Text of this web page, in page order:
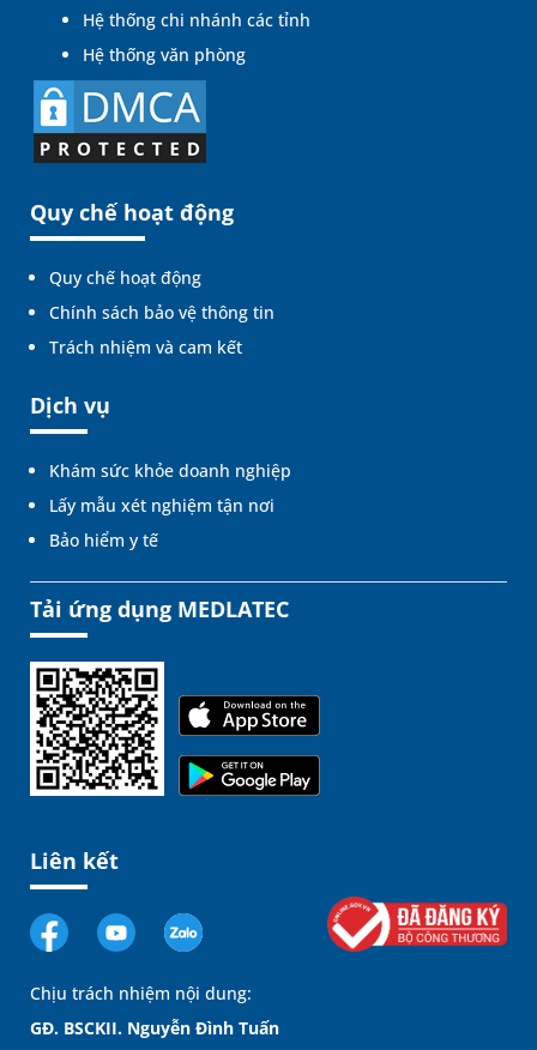
Hệ thống chi nhánh các tỉnh
Hệ thống văn phòng
Quy chế hoạt động
Quy chế hoạt động
Chính sách bảo vệ thông tin
Trách nhiệm và cam kết
Dịch vụ
Khám sức khỏe doanh nghiệp
Lấy mẫu xét nghiệm tận nơi
Bảo hiểm y tế
Tải ứng dụng MEDLATEC
Liên kết
Chịu trách nhiệm nội dung:
GĐ. BSCKII. Nguyễn Đình Tuấn